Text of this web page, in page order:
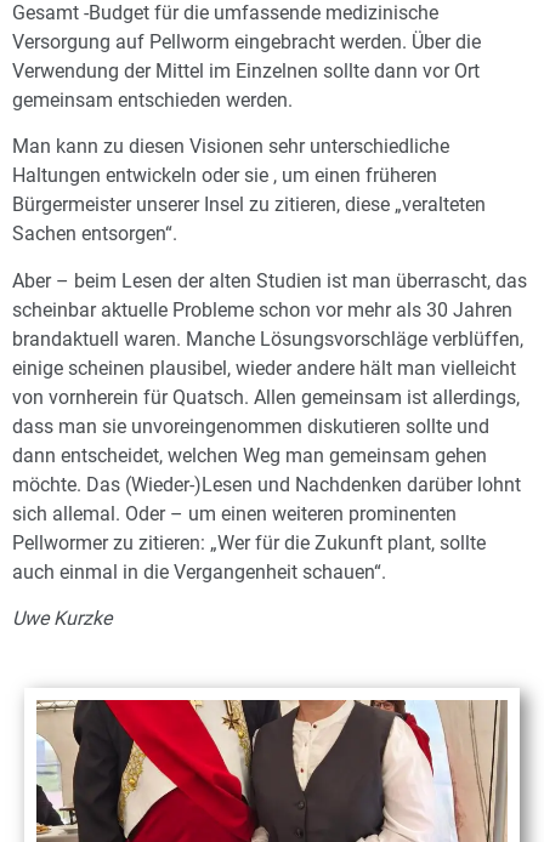
Gesamt -Budget für die umfassende medizinische
Versorgung auf Pellworm eingebracht werden. Über die
Verwendung der Mittel im Einzelnen sollte dann vor Ort
gemeinsam entschieden werden.
Man kann zu diesen Visionen sehr unterschiedliche
Haltungen entwickeln oder sie , um einen früheren
Bürgermeister unserer Insel zu zitieren, diese „veralteten
Sachen entsorgen“.
Aber – beim Lesen der alten Studien ist man überrascht, das
scheinbar aktuelle Probleme schon vor mehr als 30 Jahren
brandaktuell waren. Manche Lösungsvorschläge verblüffen,
einige scheinen plausibel, wieder andere hält man vielleicht
von vornherein für Quatsch. Allen gemeinsam ist allerdings,
dass man sie unvoreingenommen diskutieren sollte und
dann entscheidet, welchen Weg man gemeinsam gehen
möchte. Das (Wieder-)Lesen und Nachdenken darüber lohnt
sich allemal. Oder – um einen weiteren prominenten
Pellwormer zu zitieren: „Wer für die Zukunft plant, sollte
auch einmal in die Vergangenheit schauen“.
Uwe Kurzke